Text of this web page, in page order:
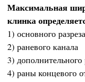
Максимальная
клинка
1) основного
2) раневого канала
3) дополнительного
4) раны концевого